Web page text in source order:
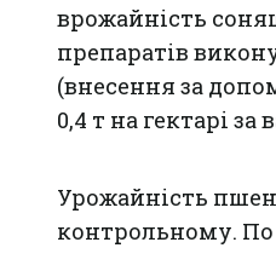
врожайність
препаратів
(внесення за
0,4 т на гектарі за
Урожайність
контрольному. По